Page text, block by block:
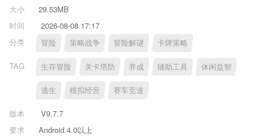
大小
29.53MB
时间
2026-08-08 17:17
分类
冒险 策略战争 冒险解谜 卡牌策略
TAG 生存冒险 关卡塔防 养成 辅助工具 休闲益智
逃生 模拟经营 赛车竞速
版本
V9.7.7
要求
Android 4.0以上